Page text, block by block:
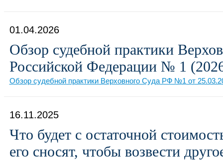
01.04.2026
Обзор судебной практики
Российской Федерации № 1
Обзор судебной практики Верховного Суда РФ №1 от
16.11.2025
Что будет с остаточной
его сносят, чтобы возвести